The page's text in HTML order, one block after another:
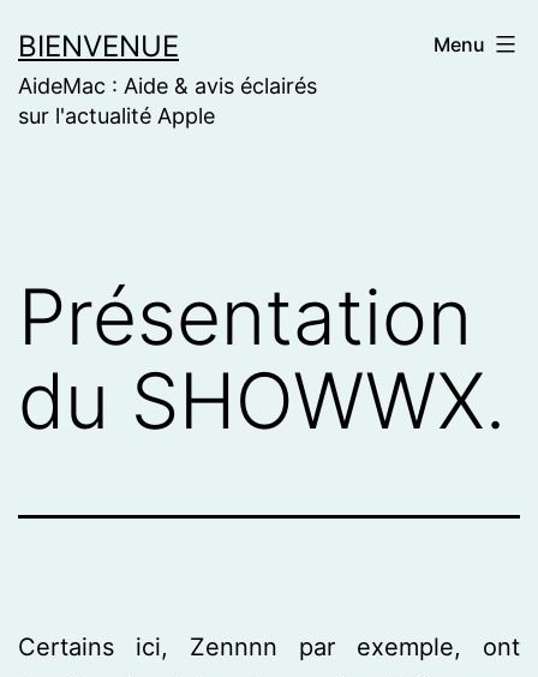
to
content
BIENVENUE
AideMac : Aide & avis éclairés
sur l'actualité Apple
Menu
Présentation
du SHOWWX.
Certains ici, Zennnn par exemple, ont